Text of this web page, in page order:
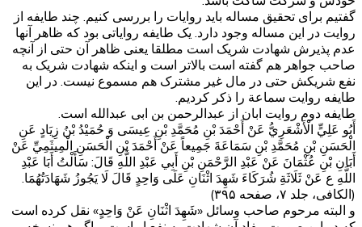
گفتیم برای تحقیق مساله باید روایات را بررسی کنیم. چند طایفه از
روایت در این مساله وجود دارد. یک طایفه روایاتی بود که ظاهر آنها
عدم پذیرش شهادت شریک است مطلقا یعنی ظاهر آن حتی از آنچه
صاحب جواهر هم گفته است بالاتر است و اینکه شهادت شریک به
نفع شریکش حتی در مال غیر مشترک هم مسموع نیست. در این
طایفه روایت سماعة را ذکر کردیم.
طایفه دوم روایت ابان از عبدالرحمن بن ابی عبدالله است.
أَبُو عَلِيٍّ الْأَشْعَرِيُّ عَنْ أَحْمَدَ بْنِ مُحَمَّدِ بْنِ عِيسَى وَ حُمَيْدُ بْنُ زِيَادٍ عَنِ
الْحَسَنِ بْنِ مُحَمَّدِ بْنِ سَمَاعَةَ جَمِيعاً عَنْ أَحْمَدَ بْنِ الْحَسَنِ الْمِيثَمِيِّ عَنْ
أَبَانِ بْنِ عُثْمَانَ عَنْ عَبْدِ الرَّحْمَنِ بْنِ أَبِي عَبْدِ اللَّهِ قَالَ: سَأَلْتُ أَبَا عَبْدِ
اللَّهِ ع عَنْ ثَلَاثَةِ شُرَكَاءَ شَهِدَ اثْنَانِ عَلَى وَاحِدٍ قَالَ لَا يَجُوزُ شَهَادَتُهُمَا.
(الکافی، جلد ۷، صفحه ۳۹۵)
و البته مرحوم صاحب وسائل «شَهِدَ اثْنَانِ عَنْ وَاحِدٍ» نقل کرده است